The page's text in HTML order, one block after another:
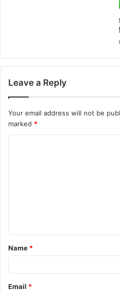
Leave a Reply
Your email address will not be
marked *
Name *
Email *